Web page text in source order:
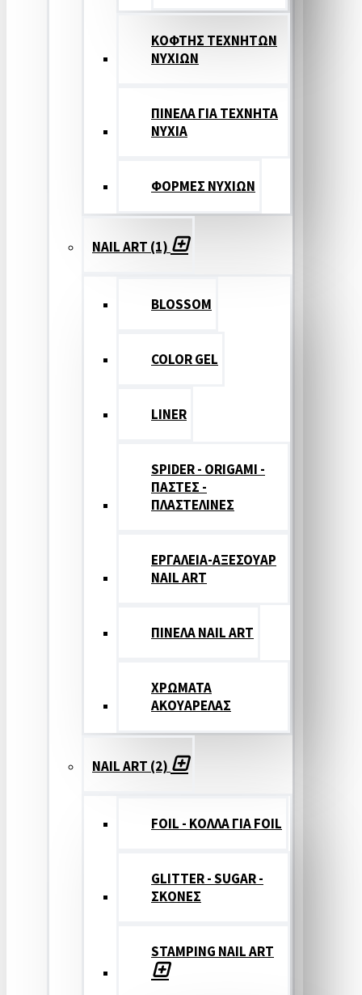
ΚΟΦΤΗΣ ΤΕΧΝΗΤΩΝ
ΝΥΧΙΩΝ
ΠΙΝΕΛΑ ΓΙΑ ΤΕΧΝΗΤΑ
ΝΥΧΙΑ
ΦΟΡΜΕΣ ΝΥΧΙΩΝ
NAIL ART (1)
BLOSSOM
COLOR GEL
LINER
SPIDER - ORIGAMI -
ΠΑΣΤΕΣ -
ΠΛΑΣΤΕΛΙΝΕΣ
ΕΡΓΑΛΕΙΑ-ΑΞΕΣΟΥΑΡ
NAIL ART
ΠΙΝΕΛΑ NAIL ART
ΧΡΩΜΑΤΑ
ΑΚΟΥΑΡΕΛΑΣ
NAIL ART (2)
FOIL - ΚΟΛΛΑ ΓΙΑ FOIL
GLITTER - SUGAR -
ΣΚΟΝΕΣ
STAMPING NAIL ART